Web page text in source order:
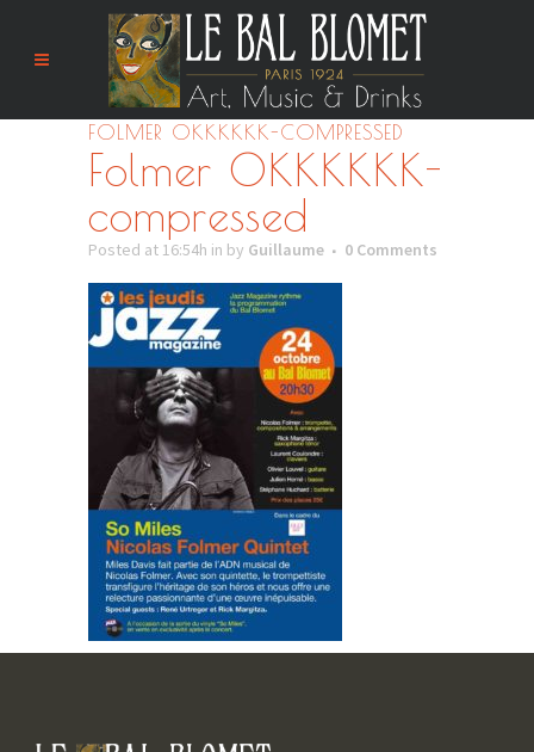
FOLMER OKKKKKK-COMPRESSED
Folmer OKKKKKK-
compressed
Posted at 16:54h in by Guillaume 0 Comments